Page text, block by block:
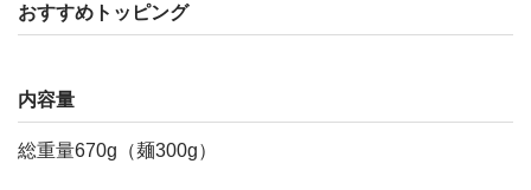
おすすめトッピング
内容量
総重量670g（麺300g）